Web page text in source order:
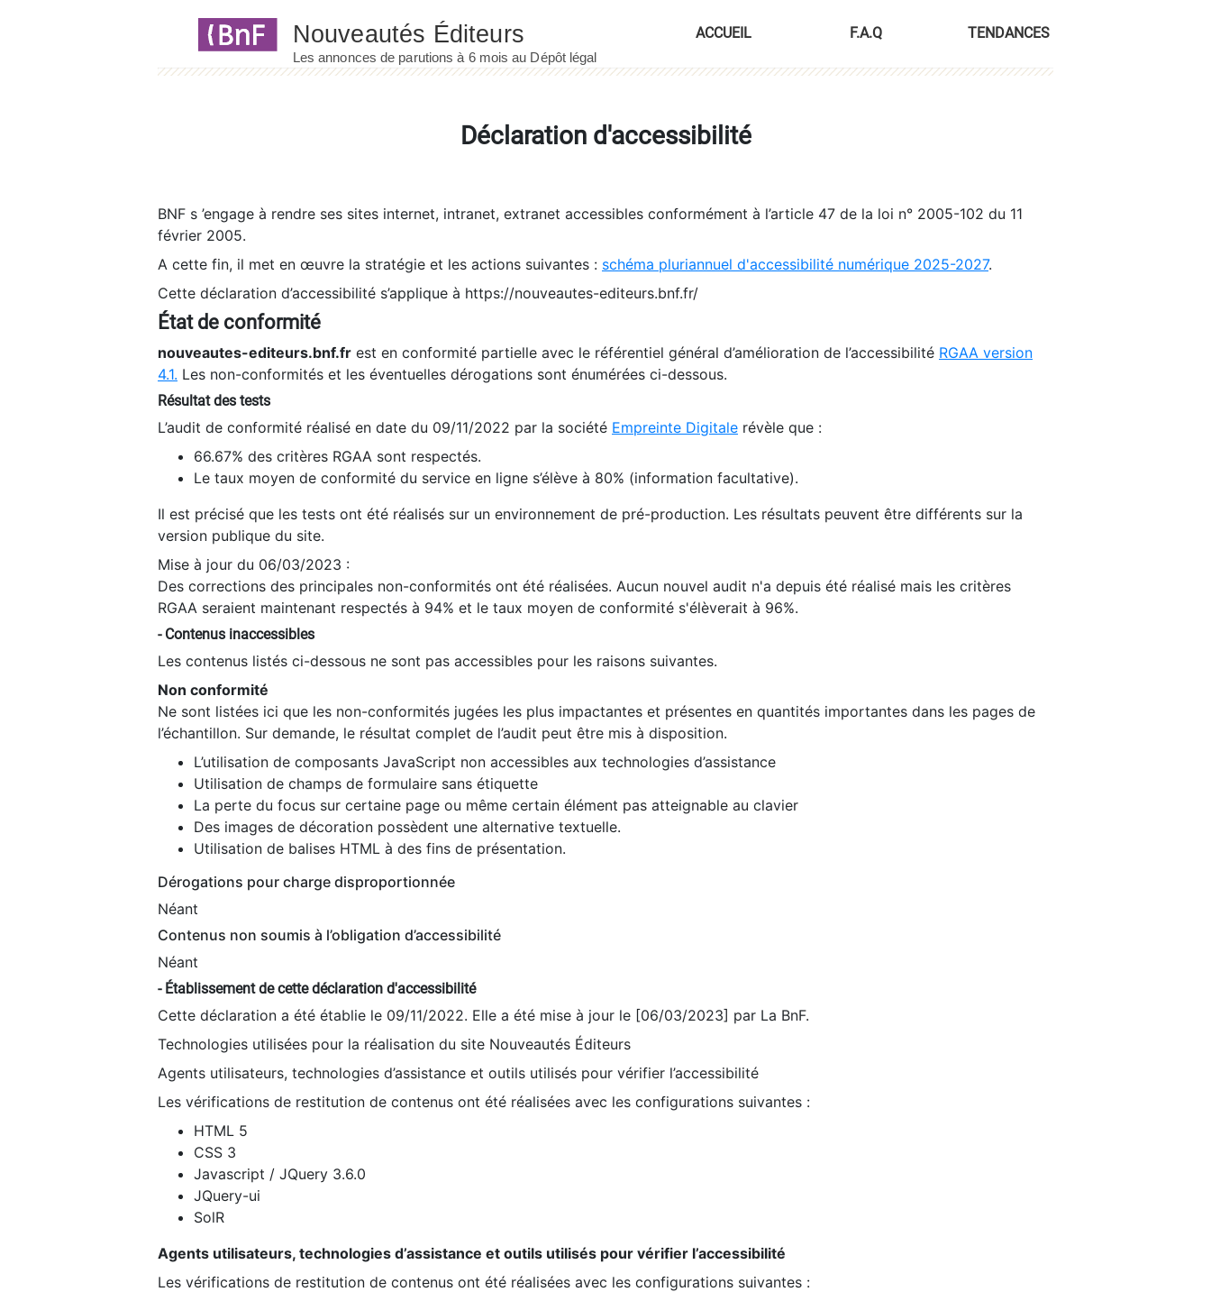
ACCUEIL F.A.Q TENDANCES
Déclaration d'accessibilité
BNF s ’engage à rendre ses sites internet, intranet, extranet accessibles conformément à l’article 47 de la loi n° 2005-102 du 11
février 2005.
A cette fin, il met en œuvre la stratégie et les actions suivantes : schéma pluriannuel d'accessibilité numérique 2025-2027.
Cette déclaration d’accessibilité s’applique à https://nouveautes-editeurs.bnf.fr/
État de conformité
nouveautes-editeurs.bnf.fr est en conformité partielle avec le référentiel général d’amélioration de l’accessibilité RGAA version
4.1. Les non-conformités et les éventuelles dérogations sont énumérées ci-dessous.
Résultat des tests
L’audit de conformité réalisé en date du 09/11/2022 par la société Empreinte Digitale révèle que :
66.67% des critères RGAA sont respectés.
Le taux moyen de conformité du service en ligne s’élève à 80% (information facultative).
Il est précisé que les tests ont été réalisés sur un environnement de pré-production. Les résultats peuvent être différents sur la
version publique du site.
Mise à jour du 06/03/2023 :
Des corrections des principales non-conformités ont été réalisées. Aucun nouvel audit n'a depuis été réalisé mais les critères
RGAA seraient maintenant respectés à 94% et le taux moyen de conformité s'élèverait à 96%.
- Contenus inaccessibles
Les contenus listés ci-dessous ne sont pas accessibles pour les raisons suivantes.
Non conformité
Ne sont listées ici que les non-conformités jugées les plus impactantes et présentes en quantités importantes dans les pages de
l’échantillon. Sur demande, le résultat complet de l’audit peut être mis à disposition.
L’utilisation de composants JavaScript non accessibles aux technologies d’assistance
Utilisation de champs de formulaire sans étiquette
La perte du focus sur certaine page ou même certain élément pas atteignable au clavier
Des images de décoration possèdent une alternative textuelle.
Utilisation de balises HTML à des fins de présentation.
Dérogations pour charge disproportionnée
Néant
Contenus non soumis à l’obligation d’accessibilité
Néant
- Établissement de cette déclaration d'accessibilité
Cette déclaration a été établie le 09/11/2022. Elle a été mise à jour le [06/03/2023] par La BnF.
Technologies utilisées pour la réalisation du site Nouveautés Éditeurs
Agents utilisateurs, technologies d’assistance et outils utilisés pour vérifier l’accessibilité
Les vérifications de restitution de contenus ont été réalisées avec les configurations suivantes :
HTML 5
CSS 3
Javascript / JQuery 3.6.0
JQuery-ui
SolR
Agents utilisateurs, technologies d’assistance et outils utilisés pour vérifier l’accessibilité
Les vérifications de restitution de contenus ont été réalisées avec les configurations suivantes :